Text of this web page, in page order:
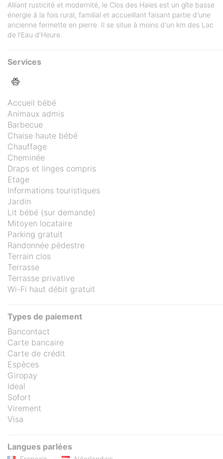
Alliant rusticité et modernité, le Clos des Haies est un gîte basse
énergie à la fois rural, familial et accueillant faisant partie d'une
ancienne fermette en pierre. Il se situe à moins d'un km des Lac
de l'Eau d'Heure.
Services
Accueil bébé
Animaux admis
Barbecue
Chaise haute bébé
Chauffage
Cheminée
Draps et linges compris
Etage
Informations touristiques
Jardin
Lit bébé (sur demande)
Mitoyen locataire
Parking gratuit
Randonnée pédestre
Terrain clos
Terrasse
Terrasse privative
Wi-Fi haut débit gratuit
Types de paiement
Bancontact
Carte bancaire
Carte de crédit
Espèces
Giropay
Ideal
Sofort
Virement
Visa
Langues parlées